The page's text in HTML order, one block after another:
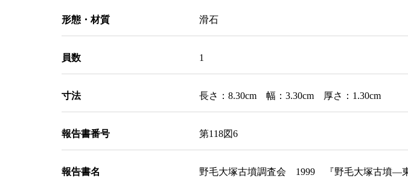
形態・材質 滑石
員数 1
寸法 長さ：8.30cm 幅：3.30cm 厚さ：1.30cm
報告書番号 第118図6
報告書名
野毛大塚古墳調査会 1999 『野毛大塚古墳―